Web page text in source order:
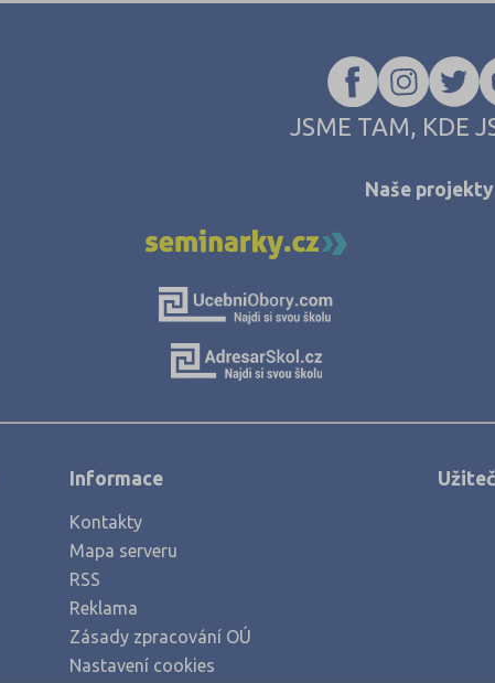
JSME TAM, KDE
Naše projekty
Informace
Kontakty
Mapa serveru
RSS
Reklama
Zásady zpracování OÚ
Nastavení cookies